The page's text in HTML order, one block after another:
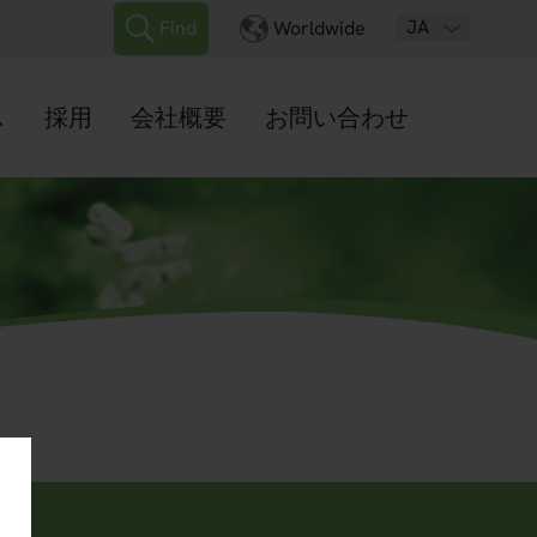
Find Worldwide JA
採用 会社概要 お問い合わせ